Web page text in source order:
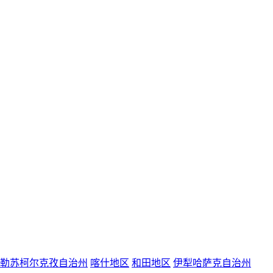
苏柯尔克孜自治州 喀什地区 和田地区 伊犁哈萨克自治州